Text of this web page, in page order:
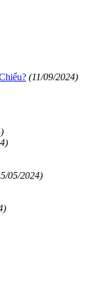
(11/09/2024)
05/2024)